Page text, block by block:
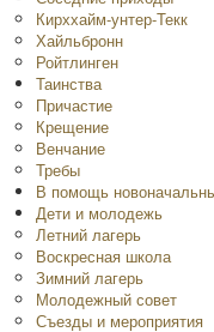
Кирххайм-унтер-Текк
Хайльбронн
Ройтлинген
Таинства
Причастие
Крещение
Венчание
Требы
В помощь
Дети и молодежь
Летний лагерь
Воскресная школа
Зимний лагерь
Молодежный совет
Съезды и мероприятия